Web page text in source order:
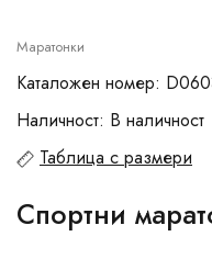
Маратонки
Каталожен номер:
Наличност: В наличност
Таблица с размери
Спортни